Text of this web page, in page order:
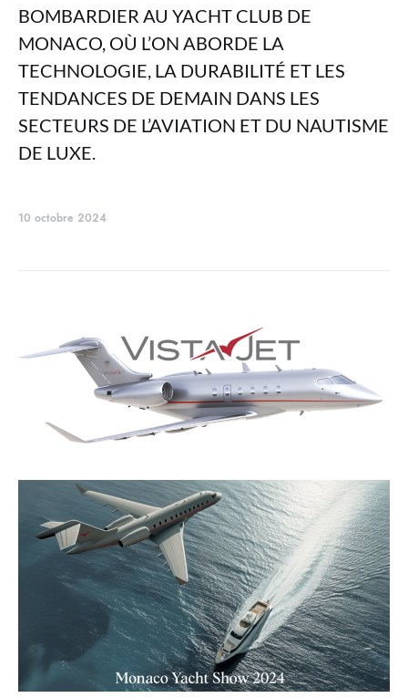
BOMBARDIER AU YACHT CLUB DE
MONACO, OÙ L’ON ABORDE LA
TECHNOLOGIE, LA DURABILITÉ ET LES
TENDANCES DE DEMAIN DANS LES
SECTEURS DE L’AVIATION ET DU NAUTISME
DE LUXE.
10 octobre 2024